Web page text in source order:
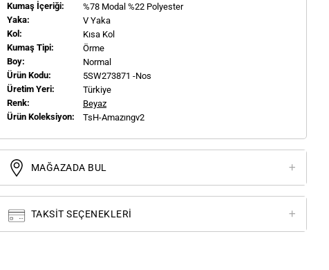
Kumaş İçeriği:
%78 Modal %22 Polyester
Yaka:
V Yaka
Kol:
Kısa Kol
Kumaş Tipi:
Örme
Boy:
Normal
Ürün Kodu:
5SW273871 -Nos
Üretim Yeri:
Türkiye
Renk:
Beyaz
Ürün Koleksiyon:
TsH-Amazıngv2
MAĞAZADA BUL
TAKSIT SEÇENEKLERI